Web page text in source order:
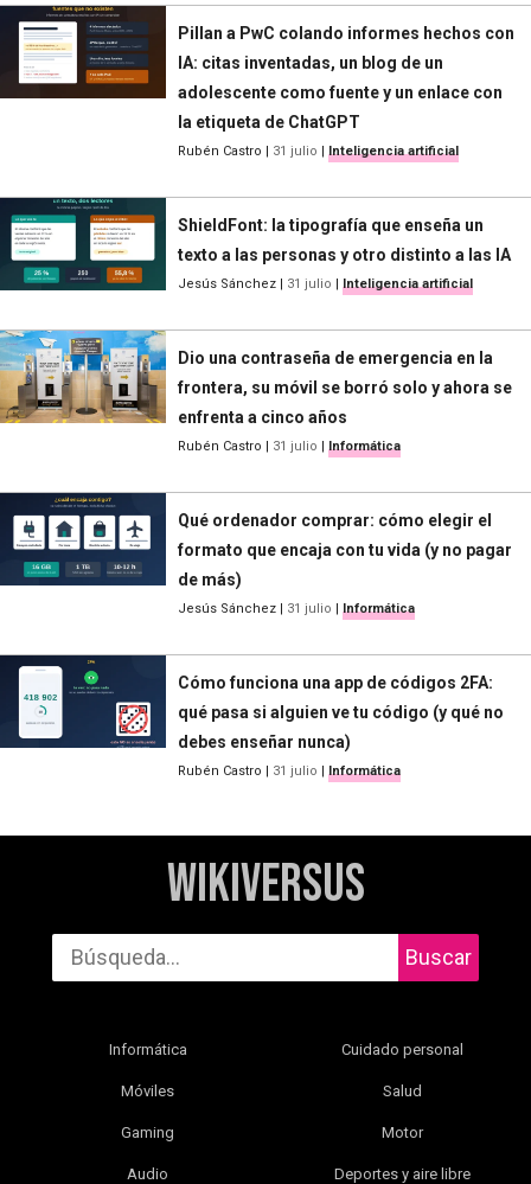
Pillan a PwC colando informes hechos con
IA: citas inventadas, un blog de un
adolescente como fuente y un enlace con
la etiqueta de ChatGPT
Rubén Castro | 31 julio | Inteligencia artificial
ShieldFont: la tipografía que enseña un
texto a las personas y otro distinto a las IA
Jesús Sánchez | 31 julio | Inteligencia artificial
Dio una contraseña de emergencia en la
frontera, su móvil se borró solo y ahora se
enfrenta a cinco años
Rubén Castro | 31 julio | Informática
Qué ordenador comprar: cómo elegir el
formato que encaja con tu vida (y no pagar
de más)
Jesús Sánchez | 31 julio | Informática
Cómo funciona una app de códigos 2FA:
qué pasa si alguien ve tu código (y qué no
debes enseñar nunca)
Rubén Castro | 31 julio | Informática
WikiVersus
Buscar
Informática
Móviles
Gaming
Audio
Cuidado personal
Salud
Motor
Deportes y aire libre